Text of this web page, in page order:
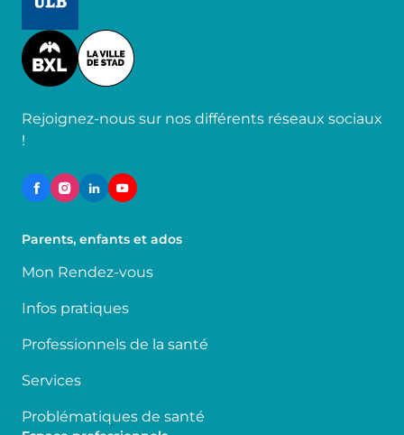
Image
Rejoignez-nous sur nos différents réseaux sociaux
!
Parents, enfants et ados
Mon Rendez-vous
Infos pratiques
Professionnels de la santé
Services
Problématiques de santé